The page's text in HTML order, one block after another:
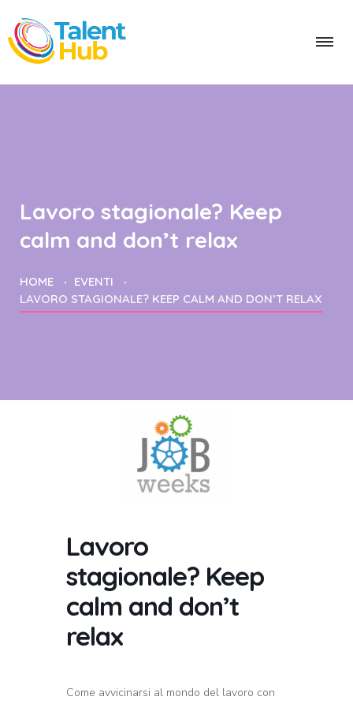
Lavoro stagionale? Keep
calm and don’t relax
HOME
EVENTI
LAVORO STAGIONALE? KEEP CALM AND DON’T RELAX
Lavoro
stagionale? Keep
calm and don’t
relax
Come avvicinarsi al mondo del lavoro con